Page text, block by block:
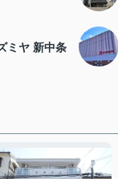
ミヤ 新中条